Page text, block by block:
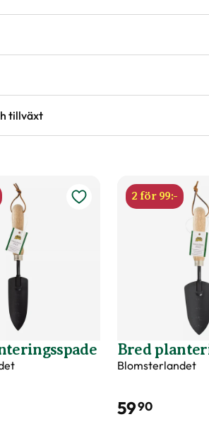
tillväxt
efter behov, med fördel kan gödsel bytas
2 för 99:-
Bred
Blomsterlandet
5990